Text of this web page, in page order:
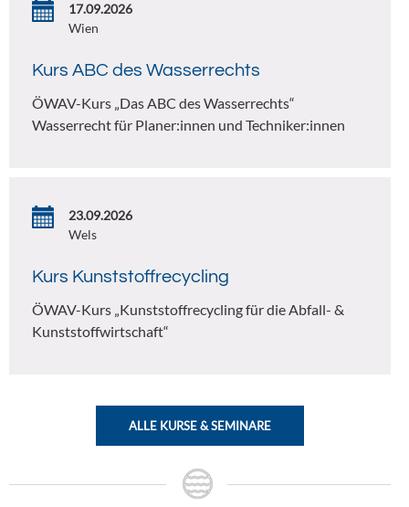
17.09.2026
Wien
Kurs ABC des Wasserrechts
ÖWAV-Kurs „Das ABC des Wasserrechts“
Wasserrecht für Planer:innen und Techniker:innen
23.09.2026
Wels
Kurs Kunststoffrecycling
ÖWAV-Kurs „Kunststoffrecycling für die Abfall- &
Kunststoffwirtschaft“
ALLE KURSE & SEMINARE